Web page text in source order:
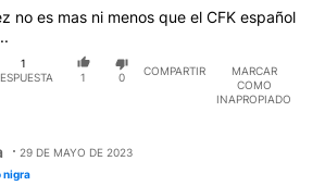
no es mas ni menos que el CFK español
1
1 0
COMPARTIR
MARCAR
COMO
INAPROPIADO
29 DE MAYO DE 2023
nigra